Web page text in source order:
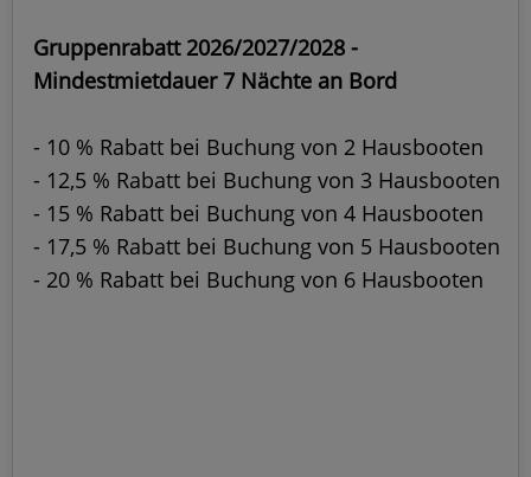
Gruppenrabatt 2026/2027/2028 -
Mindestmietdauer 7 Nächte an Bord
- 10 % Rabatt bei Buchung von 2 Hausbooten
- 12,5 % Rabatt bei Buchung von 3 Hausbooten
- 15 % Rabatt bei Buchung von 4 Hausbooten
- 17,5 % Rabatt bei Buchung von 5 Hausbooten
- 20 % Rabatt bei Buchung von 6 Hausbooten